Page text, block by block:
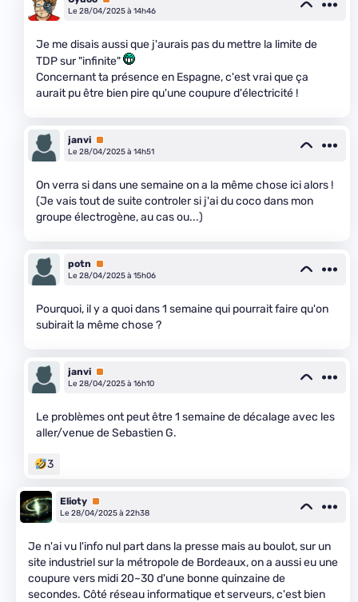
Le 28/04/2025 à 14h46
Je me disais aussi que j'aurais pas du mettre la limite de
TDP sur "infinite"
Concernant ta présence en Espagne, c'est vrai que ça
aurait pu être bien pire qu'une coupure d'électricité !
janvi Premium
Le 28/04/2025 à 14h51
On verra si dans une semaine on a la même chose ici alors !
(Je vais tout de suite controler si j'ai du coco dans mon
groupe électrogène, au cas ou...)
potn
Premium
Le 28/04/2025 à 15h06
Pourquoi, il y a quoi dans 1 semaine qui pourrait faire qu'on
subirait la même chose ?
janvi Premium
Le 28/04/2025 à 16h10
Le problèmes ont peut être 1 semaine de décalage avec les
aller/venue de Sebastien G.
3
Elioty Premium
Le 28/04/2025 à 22h38
Je n'ai vu l'info nul part dans la presse mais au boulot, sur un
site industriel sur la métropole de Bordeaux, on a aussi eu une
coupure vers midi 20~30 d'une bonne quinzaine de
secondes. Côté réseau informatique et serveurs, c'est bien